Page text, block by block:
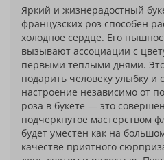
Яркий и жизнерадостный
французских роз способен
холодное сердце. Его
вызывают ассоциации с
первыми теплыми днями.
подарить человеку улыбку и
настроение независимо от
роза в букете — это
подчеркнутое мастерством
будет уместен как на
качестве приятного